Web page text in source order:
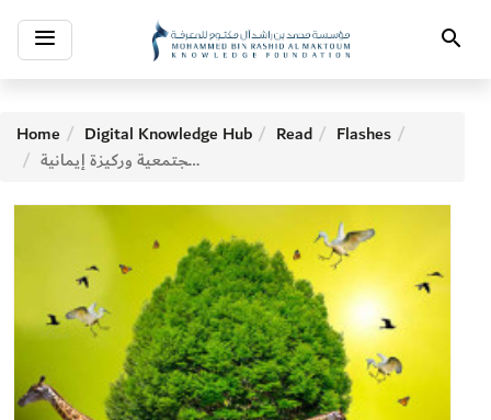
Toggle
navigation Search
Home Digital Knowledge Hub Read
Flashes
البيئة: مسؤولية مجتمعية وركيزة إيمانية